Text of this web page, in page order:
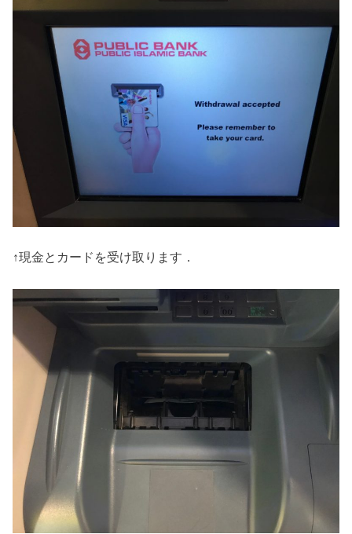
↑現金とカードを受け取ります．